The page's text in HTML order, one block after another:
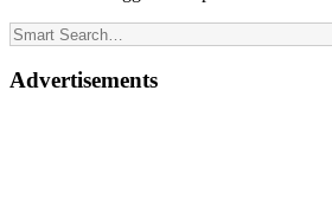
Advertisements